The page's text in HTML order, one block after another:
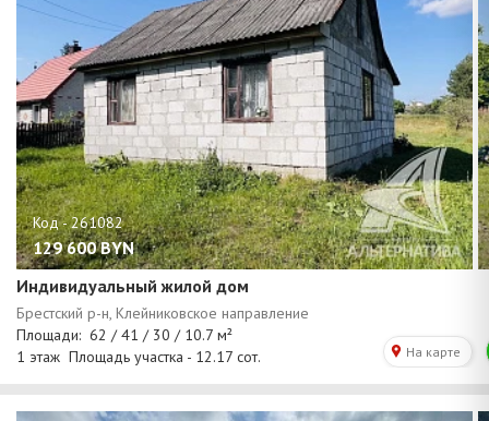
129 600 BYN
Индивидуальный жилой дом